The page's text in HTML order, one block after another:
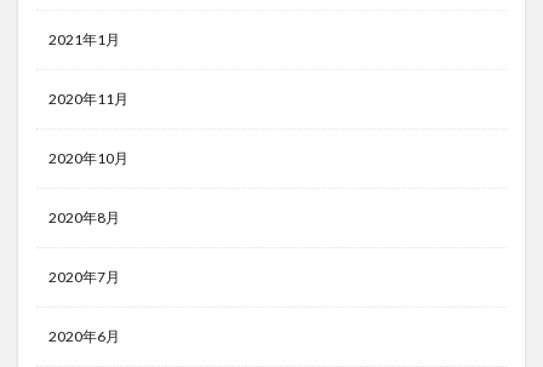
2021年1月
2020年11月
2020年10月
2020年8月
2020年7月
2020年6月